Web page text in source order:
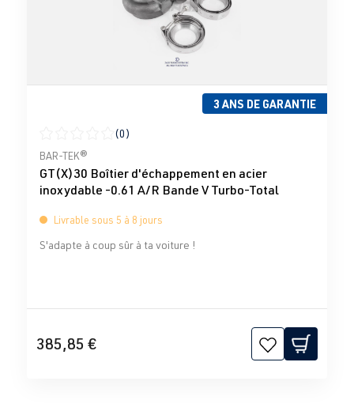
3 ANS DE GARANTIE
Note moyenne de 0 sur 5 étoiles
(0)
BAR-TEK®
GT(X)30 Boîtier d'échappement en acier
inoxydable -0.61 A/R Bande V Turbo-Total
Livrable sous 5 à 8 jours
S'adapte à coup sûr à ta voiture !
385,85 €